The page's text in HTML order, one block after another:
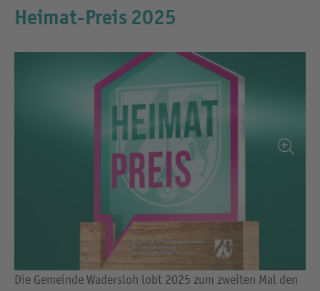
Heimat-Preis 2025
Die Gemeinde Wadersloh lobt 2025 zum zweiten Mal den